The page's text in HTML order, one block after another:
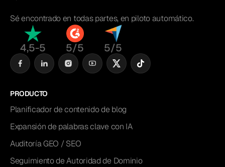
Sé encontrado en todas partes, en piloto automático.
4,5-5 5/5 5/5
PRODUCTO
Planificador de contenido de blog
Expansión de palabras clave con IA
Auditoría GEO / SEO
Seguimiento de Autoridad de Dominio